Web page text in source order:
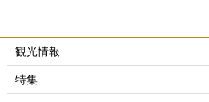
観光情報
特集